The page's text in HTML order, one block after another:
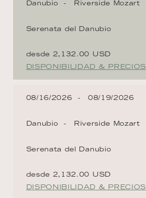
Danubio Riverside Mozart
Serenata del Danubio
desde 2,132.00 USD
DISPONIBILIDAD & PRECIOS
08/16/2026 08/19/2026
Danubio Riverside Mozart
Serenata del Danubio
desde 2,132.00 USD
DISPONIBILIDAD & PRECIOS